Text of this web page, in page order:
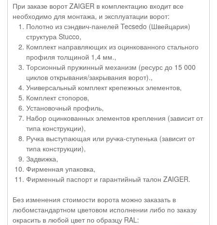
При заказе ворот ZAIGER в комплектацию входит все
необходимо для монтажа, и эксплуатации ворот:
Полотно из сэндвич-панелей Tecsedo (Швейцария)
структура Stucco,
Комплект направляющих из оцинкованного стального
профиля толщиной 1,4 мм.,
Торсионный пружинный механизм (ресурс до 15 000
циклов открывания/закрывания ворот).,
Универсальный комплект крепежных элементов,
Комплект стопоров,
Установочный профиль,
Набор оцинкованных элементов крепления (зависит от
типа конструкции),
Ручка выступающая или ручка-ступенька (зависит от
типа конструкции),
Задвижка,
Фирменная упаковка,
Фирменный паспорт и гарантийный талон ZAIGER.
Без изменения стоимости ворота можно заказать в
любомстандартном цветовом исполнении либо по заказу
окрасить в любой цвет по образцу RAL: